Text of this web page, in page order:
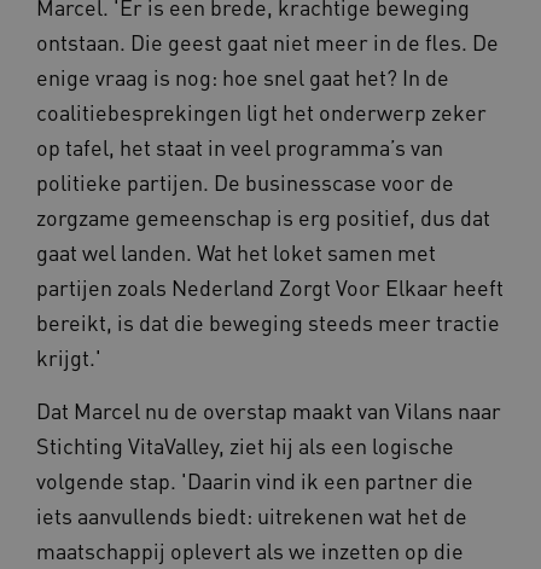
Marcel. 'Er is een brede, krachtige beweging
ontstaan. Die geest gaat niet meer in de fles. De
enige vraag is nog: hoe snel gaat het? In de
coalitiebesprekingen ligt het onderwerp zeker
op tafel, het staat in veel programma’s van
politieke partijen. De businesscase voor de
zorgzame gemeenschap is erg positief, dus dat
gaat wel landen. Wat het loket samen met
partijen zoals Nederland Zorgt Voor Elkaar heeft
bereikt, is dat die beweging steeds meer tractie
krijgt.'
Dat Marcel nu de overstap maakt van Vilans naar
Stichting VitaValley, ziet hij als een logische
volgende stap. 'Daarin vind ik een partner die
iets aanvullends biedt: uitrekenen wat het de
maatschappij oplevert als we inzetten op die
VISITOR_PRIVACY_METADATA
.youtube.com
BCSessionID vilans.blueconic.net
Google Privacy Policy